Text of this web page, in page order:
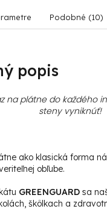
Podobné (10)
popis
na plátne do každého
steny vyniknúť!
ako klasická forma
obľube.
GREENGUARD sa
škôlkach a